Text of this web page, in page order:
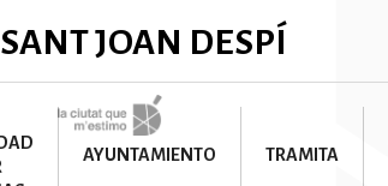
al
SANT JOAN DESPÍ
Imatge
AYUNTAMIENTO TRAMITA